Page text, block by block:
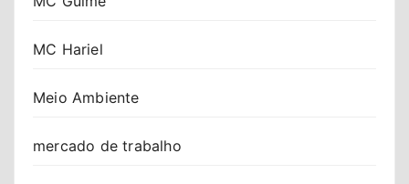
MC Hariel
Meio Ambiente
mercado de trabalho